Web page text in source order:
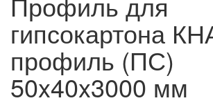
гипсокартона
профиль (ПС)
50x40x3000 мм